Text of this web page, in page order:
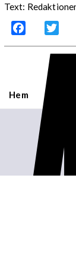
Text:
Facebook
Hem